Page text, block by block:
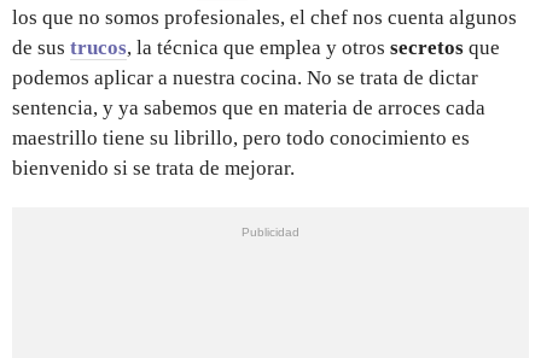
los que no somos profesionales, el chef nos cuenta algunos
de sus trucos, la técnica que emplea y otros secretos que
podemos aplicar a nuestra cocina. No se trata de dictar
sentencia, y ya sabemos que en materia de arroces cada
maestrillo tiene su librillo, pero todo conocimiento es
bienvenido si se trata de mejorar.